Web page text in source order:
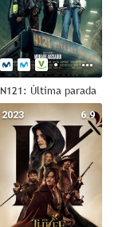
N121: Última parada
6.9
2023